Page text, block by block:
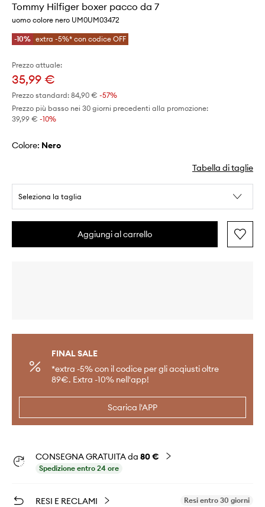
Tommy Hilfiger boxer pacco da 7
uomo colore nero UM0UM03472
-10% extra -5%* con codice OFF
Prezzo attuale:
35,99 €
Prezzo standard: 84,90 € -57%
Prezzo più basso nei 30 giorni precedenti alla promozione:
39,99 € -10%
Colore: nero
Tabella di taglie
Seleziona la taglia
Aggiungi al carrello
FINAL SALE
*extra -5% con il codice per gli acqiusti oltre
89€. Extra -10% nell'app!
Scarica l'APP
CONSEGNA GRATUITA da 80 €
Spedizione entro 24 ore
RESI E RECLAMI Resi entro 30 giorni